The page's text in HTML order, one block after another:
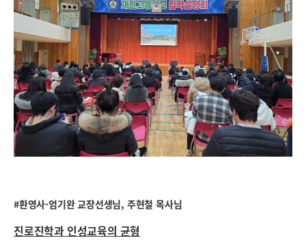
#환영사-엄기완 교장선생님, 주현철 목사님
진로진학과 인성교육의 균형